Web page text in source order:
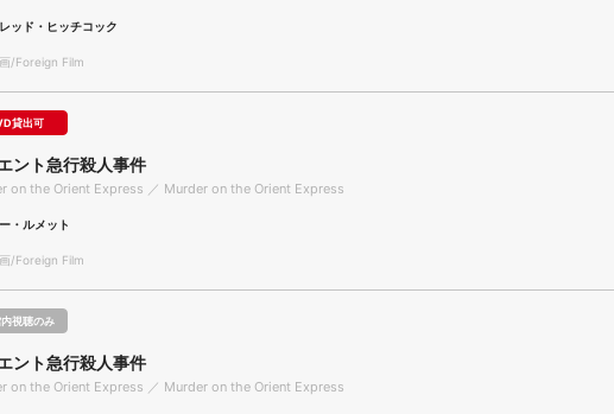
ッド・ヒッチコック
/Foreign Film
貸出可
ント急行殺人事件
on the Orient Express ／ Murder on the Orient Express
・ルメット
/Foreign Film
視聴のみ
ント急行殺人事件
on the Orient Express ／ Murder on the Orient Express